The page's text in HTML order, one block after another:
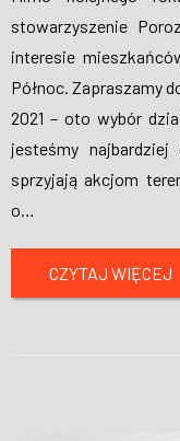
stowarzyszenie
interesie
Północ. Zapraszamy
2021 – oto wybór
jesteśmy
sprzyjają akcjom
o…
CZYTAJ WIĘCEJ